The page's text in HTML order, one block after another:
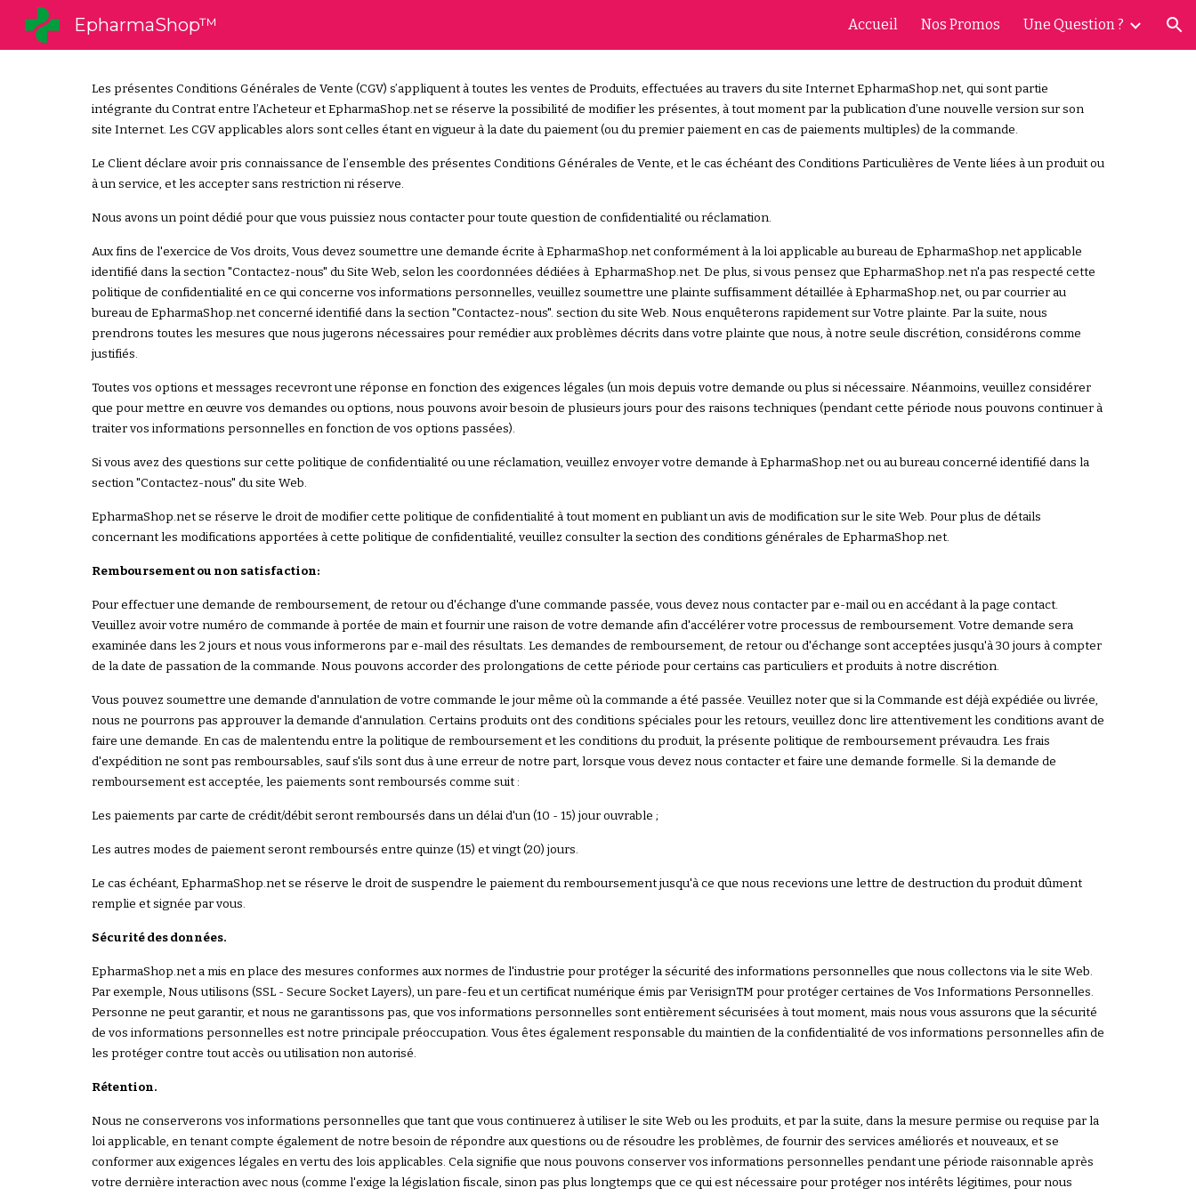
EpharmaShop™ Accueil Nos Promos Une Question ?
Les présentes Conditions Générales de Vente (CGV) s’appliquent à toutes les ventes de Produits, effectuées au travers du site Internet EpharmaShop.net, qui sont partie
intégrante du Contrat entre l’Acheteur et EpharmaShop.net se réserve la possibilité de modifier les présentes, à tout moment par la publication d’une nouvelle version sur son
site Internet. Les CGV applicables alors sont celles étant en vigueur à la date du paiement (ou du premier paiement en cas de paiements multiples) de la commande.
Le Client déclare avoir pris connaissance de l’ensemble des présentes Conditions Générales de Vente, et le cas échéant des Conditions Particulières de Vente liées à un produit ou
à un service, et les accepter sans restriction ni réserve.
Nous avons un point dédié pour que vous puissiez nous contacter pour toute question de confidentialité ou réclamation.
Aux fins de l'exercice de Vos droits, Vous devez soumettre une demande écrite à EpharmaShop.net conformément à la loi applicable au bureau de EpharmaShop.net applicable
identifié dans la section "Contactez-nous" du Site Web, selon les coordonnées dédiées à EpharmaShop.net. De plus, si vous pensez que EpharmaShop.net n'a pas respecté cette
politique de confidentialité en ce qui concerne vos informations personnelles, veuillez soumettre une plainte suffisamment détaillée à EpharmaShop.net, ou par courrier au
bureau de EpharmaShop.net concerné identifié dans la section "Contactez-nous". section du site Web. Nous enquêterons rapidement sur Votre plainte. Par la suite, nous
prendrons toutes les mesures que nous jugerons nécessaires pour remédier aux problèmes décrits dans votre plainte que nous, à notre seule discrétion, considérons comme
justifiés.
Toutes vos options et messages recevront une réponse en fonction des exigences légales (un mois depuis votre demande ou plus si nécessaire. Néanmoins, veuillez considérer
que pour mettre en œuvre vos demandes ou options, nous pouvons avoir besoin de plusieurs jours pour des raisons techniques (pendant cette période nous pouvons continuer à
traiter vos informations personnelles en fonction de vos options passées).
Si vous avez des questions sur cette politique de confidentialité ou une réclamation, veuillez envoyer votre demande à EpharmaShop.net ou au bureau concerné identifié dans la
section "Contactez-nous" du site Web.
EpharmaShop.net se réserve le droit de modifier cette politique de confidentialité à tout moment en publiant un avis de modification sur le site Web. Pour plus de détails
concernant les modifications apportées à cette politique de confidentialité, veuillez consulter la section des conditions générales de EpharmaShop.net.
Remboursement ou non satisfaction:
Pour effectuer une demande de remboursement, de retour ou d'échange d'une commande passée, vous devez nous contacter par e-mail ou en accédant à la page contact.
Veuillez avoir votre numéro de commande à portée de main et fournir une raison de votre demande afin d'accélérer votre processus de remboursement. Votre demande sera
examinée dans les 2 jours et nous vous informerons par e-mail des résultats. Les demandes de remboursement, de retour ou d'échange sont acceptées jusqu'à 30 jours à compter
de la date de passation de la commande. Nous pouvons accorder des prolongations de cette période pour certains cas particuliers et produits à notre discrétion.
Vous pouvez soumettre une demande d'annulation de votre commande le jour même où la commande a été passée. Veuillez noter que si la Commande est déjà expédiée ou livrée,
nous ne pourrons pas approuver la demande d'annulation. Certains produits ont des conditions spéciales pour les retours, veuillez donc lire attentivement les conditions avant de
faire une demande. En cas de malentendu entre la politique de remboursement et les conditions du produit, la présente politique de remboursement prévaudra. Les frais
d'expédition ne sont pas remboursables, sauf s'ils sont dus à une erreur de notre part, lorsque vous devez nous contacter et faire une demande formelle. Si la demande de
remboursement est acceptée, les paiements sont remboursés comme suit :
Les paiements par carte de crédit/débit seront remboursés dans un délai d'un (10 - 15) jour ouvrable ;
Les autres modes de paiement seront remboursés entre quinze (15) et vingt (20) jours.
Le cas échéant, EpharmaShop.net se réserve le droit de suspendre le paiement du remboursement jusqu'à ce que nous recevions une lettre de destruction du produit dûment
remplie et signée par vous.
Sécurité des données.
EpharmaShop.net a mis en place des mesures conformes aux normes de l'industrie pour protéger la sécurité des informations personnelles que nous collectons via le site Web.
Par exemple, Nous utilisons (SSL - Secure Socket Layers), un pare-feu et un certificat numérique émis par VerisignTM pour protéger certaines de Vos Informations Personnelles.
Personne ne peut garantir, et nous ne garantissons pas, que vos informations personnelles sont entièrement sécurisées à tout moment, mais nous vous assurons que la sécurité
de vos informations personnelles est notre principale préoccupation. Vous êtes également responsable du maintien de la confidentialité de vos informations personnelles afin de
les protéger contre tout accès ou utilisation non autorisé.
Rétention.
Nous ne conserverons vos informations personnelles que tant que vous continuerez à utiliser le site Web ou les produits, et par la suite, dans la mesure permise ou requise par la
loi applicable, en tenant compte également de notre besoin de répondre aux questions ou de résoudre les problèmes, de fournir des services améliorés et nouveaux, et se
conformer aux exigences légales en vertu des lois applicables. Cela signifie que nous pouvons conserver vos informations personnelles pendant une période raisonnable après
votre dernière interaction avec nous (comme l'exige la législation fiscale, sinon pas plus longtemps que ce qui est nécessaire pour protéger nos intérêts légitimes, pour nous